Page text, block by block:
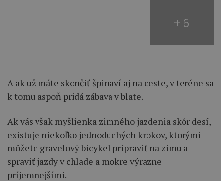
+ 6
A ak už máte skončiť špinaví aj na ceste, v teréne sa
k tomu aspoň pridá zábava v blate.
Ak vás však myšlienka zimného jazdenia skôr desí,
existuje niekoľko jednoduchých krokov, ktorými
môžete gravelový bicykel pripraviť na zimu a
spraviť jazdy v chlade a mokre výrazne
príjemnejšími.